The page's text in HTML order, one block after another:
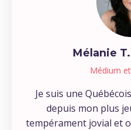
Mélanie
Médium
Je suis une
depuis mon plus
tempérament jovial et